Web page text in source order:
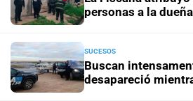
Un hombre permanece detenido,
“cueva” de dinero en la que fueron
pesos y casi cien mil dólares. Crédito: El
personas a la
SUCESOS
Buscan
desapareció